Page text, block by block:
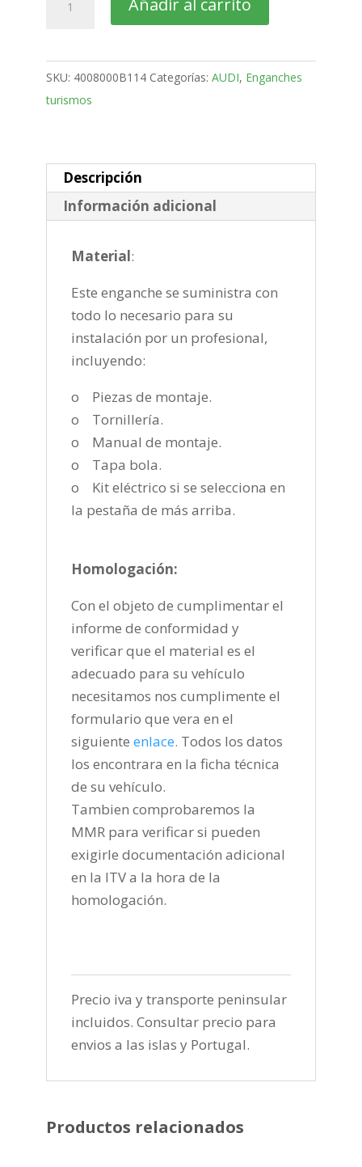
tron
SUV
Bola
2020-
cantidad
Añadir al carrito
SKU: 4008000B114 Categorías: AUDI, Enganches
turismos
Descripción
Información adicional
Material:
Este enganche se suministra con
todo lo necesario para su
instalación por un profesional,
incluyendo:
o Piezas de montaje.
o Tornillería.
o Manual de montaje.
o Tapa bola.
o Kit eléctrico si se selecciona en
la pestaña de más arriba.
Homologación:
Con el objeto de cumplimentar el
informe de conformidad y
verificar que el material es el
adecuado para su vehículo
necesitamos nos cumplimente el
formulario que vera en el
siguiente enlace. Todos los datos
los encontrara en la ficha técnica
de su vehículo.
Tambien comprobaremos la
MMR para verificar si pueden
exigirle documentación adicional
en la ITV a la hora de la
homologación.
Precio iva y transporte peninsular
incluidos. Consultar precio para
envios a las islas y Portugal.
Productos relacionados